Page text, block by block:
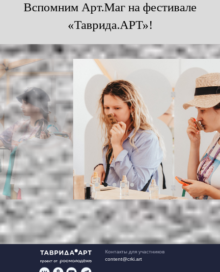
Вспомним Арт.Маг на фестивале
«Таврида.АРТ»!
Контакты для участников
content@crki.art